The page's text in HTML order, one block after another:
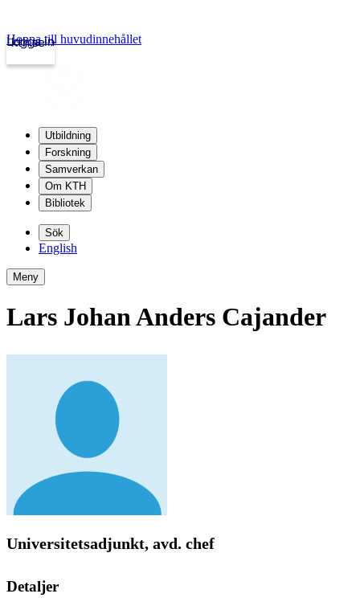
kth.se
Logga in
Hoppa till huvudinnehållet
Utbildning
Forskning
Samverkan
Om KTH
Bibliotek
Sök
English
Meny
Lars Johan Anders Cajander
Universitetsadjunkt, avd. chef
Detaljer